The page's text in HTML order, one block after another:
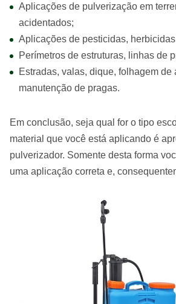
Aplicações de pulverização em
acidentados;
Aplicações de pesticidas,
Perímetros de estruturas, linhas de
Estradas, valas, dique, folhagem de
manutenção de pragas.
Em conclusão, seja qual for o tipo
material que você está aplicando é
pulverizador. Somente desta forma
uma aplicação correta e,